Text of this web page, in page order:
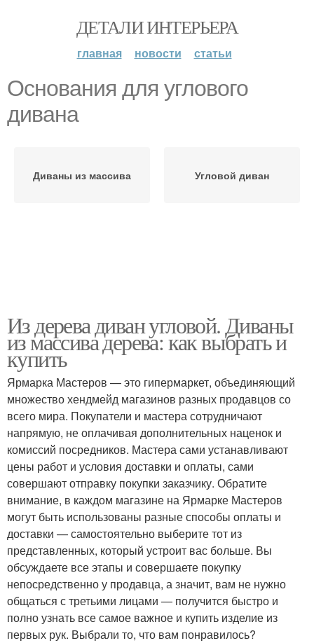
ДЕТАЛИ ИНТЕРЬЕРА
главная новости статьи
Основания для углового
дивана
Диваны из массива Угловой диван
Из дерева диван угловой. Диваны
из массива дерева: как выбрать и
купить
Ярмарка Мастеров — это гипермаркет, объединяющий
множество хендмейд магазинов разных продавцов со
всего мира. Покупатели и мастера сотрудничают
напрямую, не оплачивая дополнительных наценок и
комиссий посредников. Мастера сами устанавливают
цены работ и условия доставки и оплаты, сами
совершают отправку покупки заказчику. Обратите
внимание, в каждом магазине на Ярмарке Мастеров
могут быть использованы разные способы оплаты и
доставки — самостоятельно выберите тот из
представленных, который устроит вас больше. Вы
обсуждаете все этапы и совершаете покупку
непосредственно у продавца, а значит, вам не нужно
общаться с третьими лицами — получится быстро и
полно узнать все самое важное и купить изделие из
первых рук. Выбрали то, что вам понравилось?